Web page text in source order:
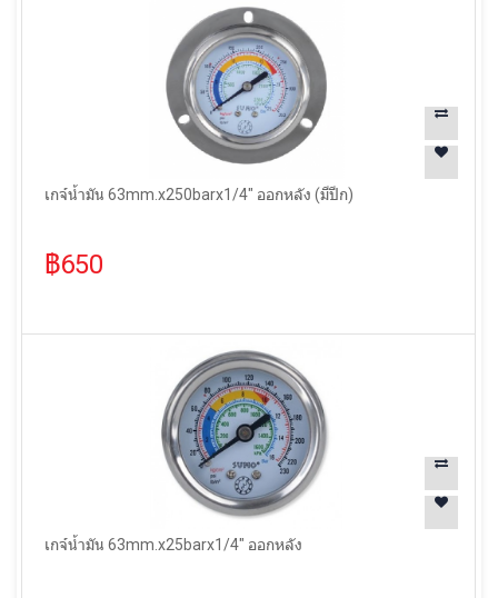
เกจ์น้ำมัน 63mm.x250barx1/4" ออกหลัง (มีปีก)
฿650
เกจ์น้ำมัน 63mm.x25barx1/4" ออกหลัง